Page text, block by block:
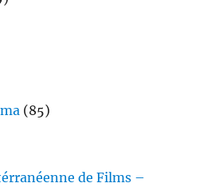
(85)
de Films –